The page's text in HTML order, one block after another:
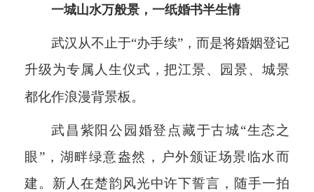
一城山水万般景，一纸婚书半生情
武汉从不止于“办手续”，而是将婚姻登记
升级为专属人生仪式，把江景、园景、城景
都化作浪漫背景板。
武昌紫阳公园婚登点藏于古城“生态之
眼”，湖畔绿意盎然，户外颁证场景临水而
建。新人在楚韵风光中许下誓言，随手一拍